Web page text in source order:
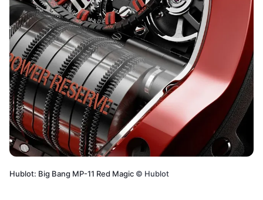
Hublot: Big Bang MP-11 Red Magic © Hublot